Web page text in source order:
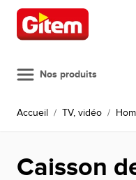
Allez au contenu
Nos produits
Accueil / TV, vidéo /
Caisson